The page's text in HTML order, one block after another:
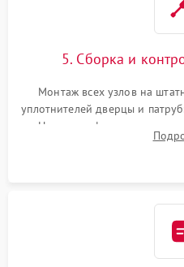
5. Сборка и
Монтаж всех узлов на
уплотнителей дверцы и
Надежная фиксация
сборка корпуса и